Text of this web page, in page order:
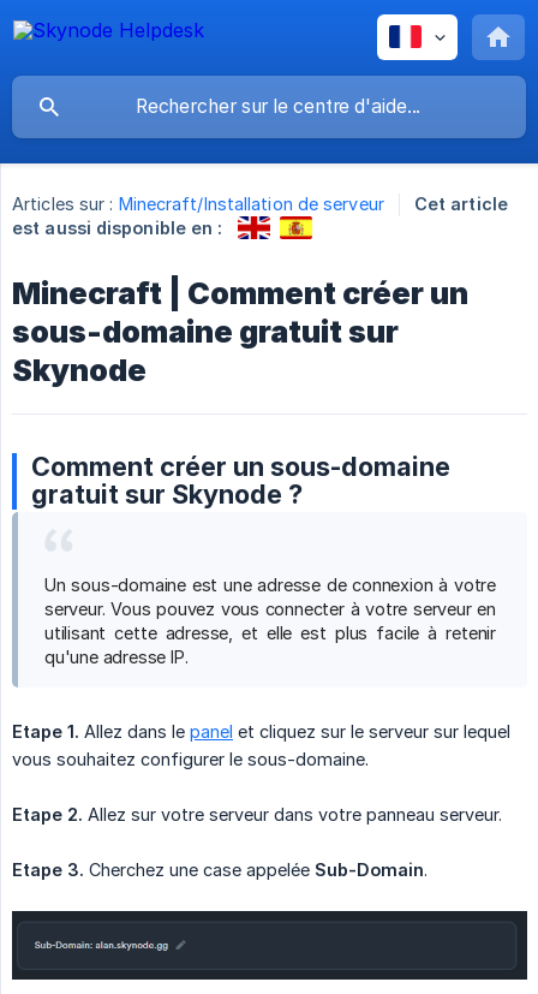
Articles sur : Minecraft/Installation de serveur
Cet article
est aussi disponible en :
Minecraft | Comment créer un
sous-domaine gratuit sur
Skynode
Comment créer un sous-domaine
gratuit sur Skynode ?
Un sous-domaine est une adresse de connexion à votre
serveur. Vous pouvez vous connecter à votre serveur en
utilisant cette adresse, et elle est plus facile à retenir
qu'une adresse IP.
Etape 1. Allez dans le panel et cliquez sur le serveur sur lequel
vous souhaitez configurer le sous-domaine.
Etape 2. Allez sur votre serveur dans votre panneau serveur.
Etape 3. Cherchez une case appelée Sub-Domain.